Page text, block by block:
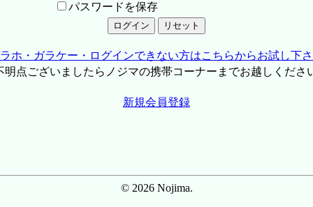
パスワードを保存
ホ・ガラケー・ログインできない方はこちらからお試し下
点ございましたらノジマの携帯コーナーまでお越しくださ
新規会員登録
© 2026 Nojima.